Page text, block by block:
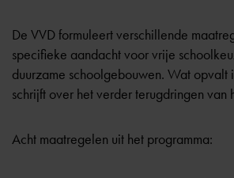
De VVD formuleert verschillende
specifieke aandacht voor vrije
duurzame schoolgebouwen. Wat opvalt
schrijft over het verder terugdringen van
Acht maatregelen uit het programma: